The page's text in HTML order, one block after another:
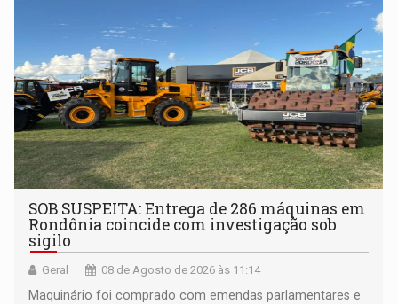
SOB SUSPEITA: Entrega de 286 máquinas em
Rondônia coincide com investigação sob
sigilo
Geral 08 de Agosto de 2026 às 11:14
Maquinário foi comprado com emendas parlamentares e